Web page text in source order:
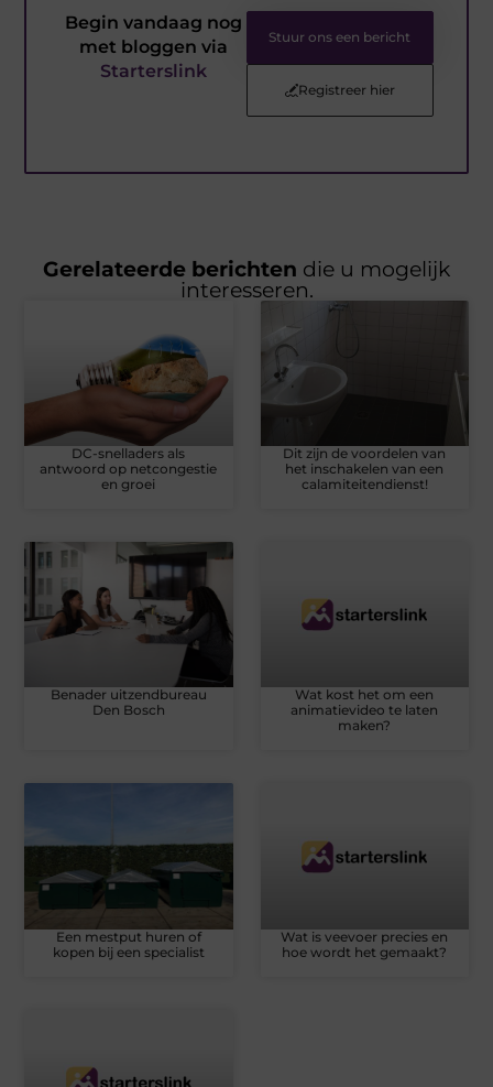
Begin vandaag nog
met bloggen via
Starterslink
Stuur ons een bericht
Registreer hier
Gerelateerde berichten die u mogelijk
interesseren.
DC-snelladers als
antwoord op netcongestie
en groei
Dit zijn de voordelen van
het inschakelen van een
calamiteitendienst!
Benader uitzendbureau
Den Bosch
Wat kost het om een
animatievideo te laten
maken?
Een mestput huren of
kopen bij een specialist
Wat is veevoer precies en
hoe wordt het gemaakt?